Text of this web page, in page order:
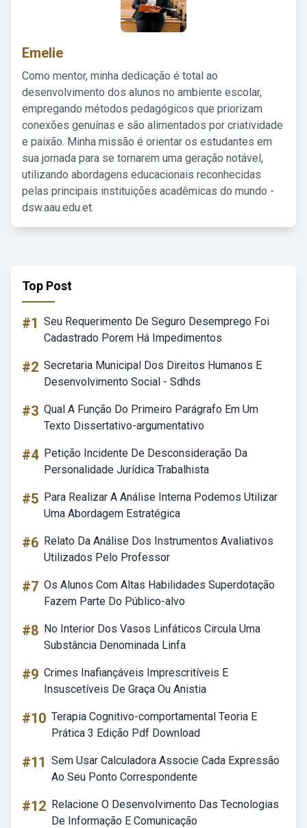
Emelie
Como mentor, minha dedicação é total ao
desenvolvimento dos alunos no ambiente escolar,
empregando métodos pedagógicos que priorizam
conexões genuínas e são alimentados por criatividade
e paixão. Minha missão é orientar os estudantes em
sua jornada para se tornarem uma geração notável,
utilizando abordagens educacionais reconhecidas
pelas principais instituições acadêmicas do mundo -
dsw.aau.edu.et.
Top Post
#1 Seu Requerimento De Seguro Desemprego Foi
Cadastrado Porem Há Impedimentos
#2 Secretaria Municipal Dos Direitos Humanos E
Desenvolvimento Social - Sdhds
#3 Qual A Função Do Primeiro Parágrafo Em Um
Texto Dissertativo-argumentativo
#4 Petição Incidente De Desconsideração Da
Personalidade Jurídica Trabalhista
#5 Para Realizar A Análise Interna Podemos Utilizar
Uma Abordagem Estratégica
#6 Relato Da Análise Dos Instrumentos Avaliativos
Utilizados Pelo Professor
#7 Os Alunos Com Altas Habilidades Superdotação
Fazem Parte Do Público-alvo
#8 No Interior Dos Vasos Linfáticos Circula Uma
Substância Denominada Linfa
#9 Crimes Inafiançáveis Imprescritíveis E
Insuscetíveis De Graça Ou Anistia
#10 Terapia Cognitivo-comportamental Teoria E
Prática 3 Edição Pdf Download
#11 Sem Usar Calculadora Associe Cada Expressão
Ao Seu Ponto Correspondente
#12 Relacione O Desenvolvimento Das Tecnologias
De Informação E Comunicação